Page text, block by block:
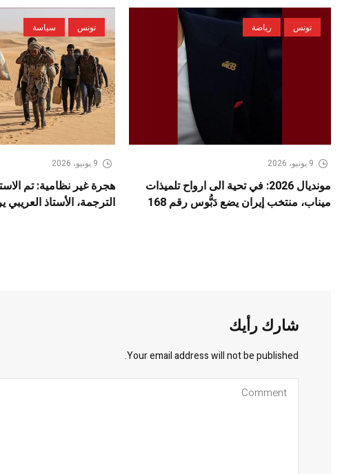
تونس رياضة
9 يونيو، 2026
مونديال 2026: في تحية الى ارواح تلميذات
ميناب، منتخب إيران يضع دَبُّوس رقم 168
تونس سياسة
9 يونيو، 2026
هجرة غير نظامية: تم
الترجمة، الأستاذ
شارك رأيك
Your email address will not be published.